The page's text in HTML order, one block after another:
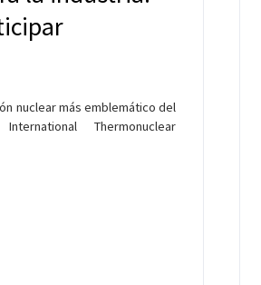
nuclear más emblemático del
Thermonuclear